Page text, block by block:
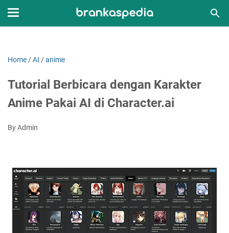
Home /AI /anime
Tutorial Berbicara dengan Karakter
Anime Pakai AI di Character.ai
By Admin